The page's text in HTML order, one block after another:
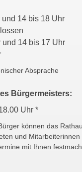
und 14 bis 18 Uhr
und 14 bis 17 Uhr
Absprache
Bürgermeisters:
Uhr *
können das
und
mit Ihnen